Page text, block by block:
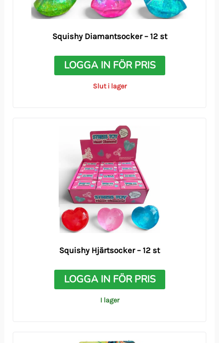
Squishy Diamantsocker – 12 st
LOGGA IN FÖR PRIS
Slut i lager
Squishy Hjärtsocker – 12 st
LOGGA IN FÖR PRIS
I lager